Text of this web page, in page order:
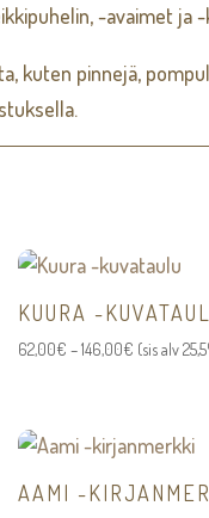
-avaimet ja -
kuten pinnejä,
KUURA -
62,00€ –146,00€
146,00€
(sis alv
AAMI -